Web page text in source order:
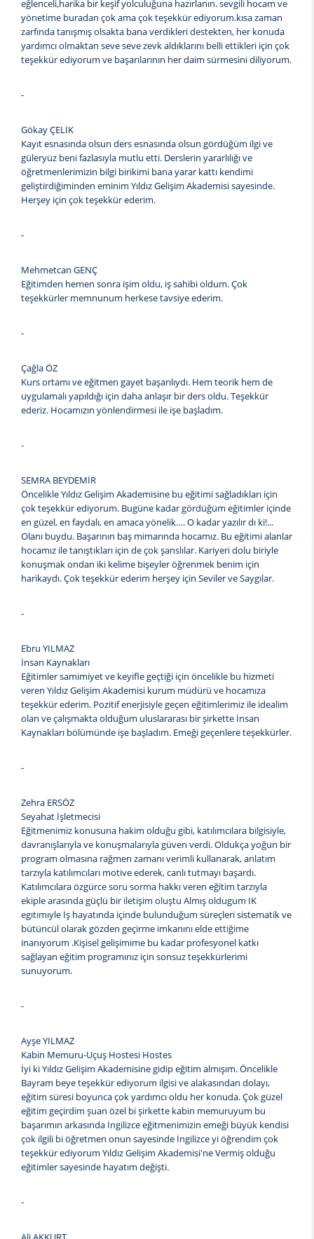
eğlenceli,harika bir keşif yolculuğuna hazırlanın. sevgili hocam ve
yönetime buradan çok ama çok teşekkür ediyorum.kısa zaman
zarfında tanışmış olsakta bana verdikleri destekten, her konuda
yardımcı olmaktan seve seve zevk aldıklarını belli ettikleri için çok
teşekkür ediyorum ve başarılarının her daim sürmesini diliyorum.
-
Gökay ÇELİK
Kayıt esnasında olsun ders esnasında olsun gördüğüm ilgi ve
güleryüz beni fazlasıyla mutlu etti. Derslerin yararlılığı ve
öğretmenlerimizin bilgi birikimi bana yarar kattı kendimi
geliştirdiğiminden eminim Yıldız Gelişim Akademisi sayesinde.
Herşey için çok teşekkür ederim.
-
Mehmetcan GENÇ
Eğitimden hemen sonra işim oldu, iş sahibi oldum. Çok
teşekkürler memnunum herkese tavsiye ederim.
-
Çağla ÖZ
Kurs ortamı ve eğitmen gayet başarılıydı. Hem teorik hem de
uygulamalı yapıldığı için daha anlaşır bir ders oldu. Teşekkür
ederiz. Hocamızın yönlendirmesi ile işe başladım.
-
SEMRA BEYDEMİR
Öncelikle Yıldız Gelişim Akademisine bu eğitimi sağladıkları için
çok teşekkür ediyorum. Bugüne kadar gördüğüm eğitimler içinde
en güzel, en faydalı, en amaca yönelik…. O kadar yazılır dı ki!...
Olanı buydu. Başarının baş mimarında hocamız. Bu eğitimi alanlar
hocamız ile tanıştıkları için de çok şanslılar. Kariyeri dolu biriyle
konuşmak ondan iki kelime bişeyler öğrenmek benim için
harikaydı. Çok teşekkür ederim herşey için Seviler ve Saygılar.
-
Ebru YILMAZ
İnsan Kaynakları
Eğitimler samimiyet ve keyifle geçtiği için öncelikle bu hizmeti
veren Yıldız Gelişim Akademisi kurum müdürü ve hocamıza
teşekkür ederim. Pozitif enerjisiyle geçen eğitimlerimiz ile idealim
olan ve çalışmakta olduğum uluslararası bir şirkette İnsan
Kaynakları bölümünde işe başladım. Emeği geçenlere teşekkürler.
-
Zehra ERSÖZ
Seyahat İşletmecisi
Eğitmenimiz konusuna hakim olduğu gibi, katılımcılara bilgisiyle,
davranışlarıyla ve konuşmalarıyla güven verdi. Oldukça yoğun bir
program olmasına rağmen zamanı verimli kullanarak, anlatım
tarzıyla katılımcıları motive ederek, canlı tutmayı başardı.
Katılımcılara özgürce soru sorma hakkı veren eğitim tarzıyla
ekiple arasında güçlü bir iletişim oluştu Almış oldugum IK
egıtımıyle İş hayatında içinde bulunduğum süreçleri sistematik ve
bütüncül olarak gözden geçirme imkanını elde ettiğime
inanıyorum .Kişisel gelişimime bu kadar profesyonel katkı
sağlayan eğitim programınız için sonsuz teşekkürlerimi
sunuyorum.
-
Ayşe YILMAZ
Kabin Memuru-Uçuş Hostesi Hostes
İyi ki Yıldız Gelişim Akademisine gidip eğitim almışım. Öncelikle
Bayram beye teşekkür ediyorum ilgisi ve alakasından dolayı,
eğitim süresi boyunca çok yardımcı oldu her konuda. Çok güzel
eğitim geçirdim şuan özel bi şirkette kabin memuruyum bu
başarımın arkasında İngilizce eğitmenimizin emeği büyük kendisi
çok ilgili bi öğretmen onun sayesinde İngilizce yi öğrendim çok
teşekkür ediyorum Yıldız Gelişim Akademisi'ne Vermiş olduğu
eğitimler sayesinde hayatım değişti.
-